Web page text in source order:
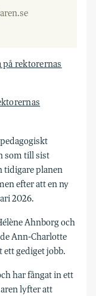
rektorernas
som till sist
tidigare planen
efter att en ny
2026.
Ahnborg och
Ann-Charlotte
gediget jobb.
har fångat in ett
lyfter att